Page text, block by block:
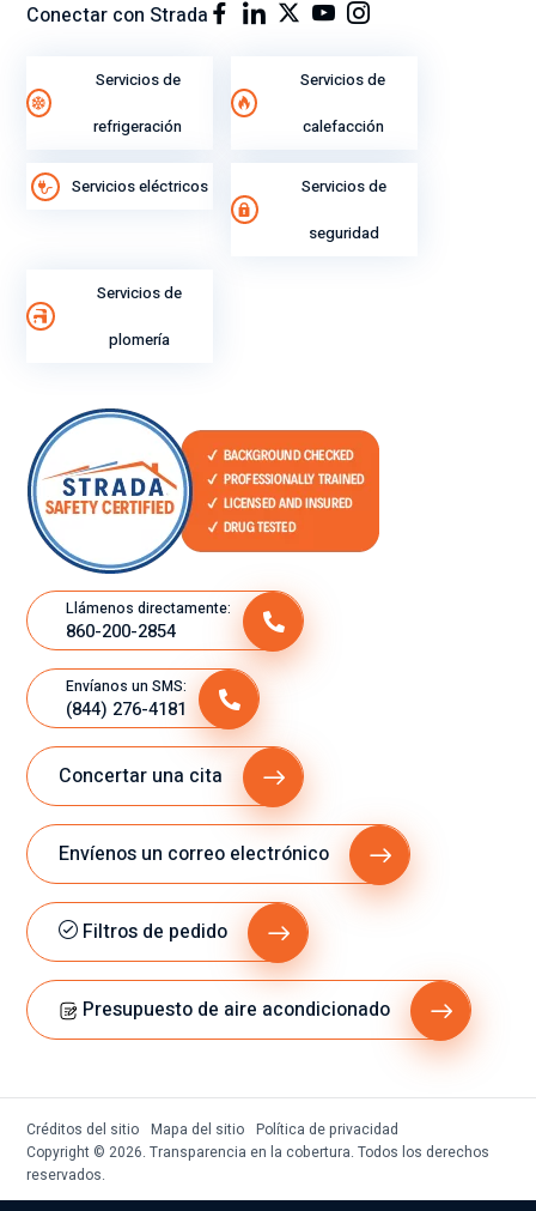
Conectar con Strada
Servicios de
refrigeración
Servicios de
calefacción
Servicios eléctricos Servicios de
seguridad
Servicios de
plomería
Llámenos directamente:
860-200-2854
Envíanos un SMS:
(844) 276-4181
Concertar una cita
Envíenos un correo electrónico
Filtros de pedido
Presupuesto de aire acondicionado
Créditos del sitio Mapa del sitio Política de privacidad
Copyright © 2026. Transparencia en la cobertura. Todos los derechos
reservados.